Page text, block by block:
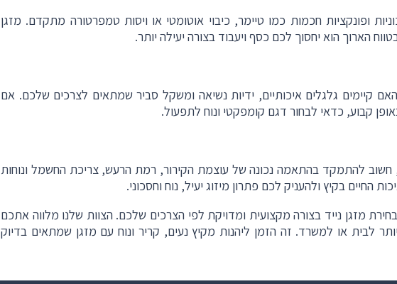
ופונקציות חכמות כמו טיימר, כיבוי אוטומטי או ויסות טמפרטורה מתקדם. מזגן
הארוך הוא יחסוך לכם כסף ויעבוד בצורה יעילה יותר.
קיימים גלגלים איכותיים, ידיות נשיאה ומשקל סביר שמתאים לצרכים שלכם. אם
קבוע, כדאי לבחור דגם קומפקטי ונוח לתפעול.
חשוב להתמקד בהתאמה נכונה של עוצמת הקירור, רמת הרעש, צריכת החשמל ונוחות
החיים בקיץ ולהעניק לכם פתרון מיזוג יעיל, נוח וחסכוני.
מזגן נייד בצורה מקצועית ומדויקת לפי הצרכים שלכם. הצוות שלנו מלווה אתכם
לבית או למשרד. זה הזמן ליהנות מקיץ נעים, קריר ונוח עם מזגן שמתאים בדיוק